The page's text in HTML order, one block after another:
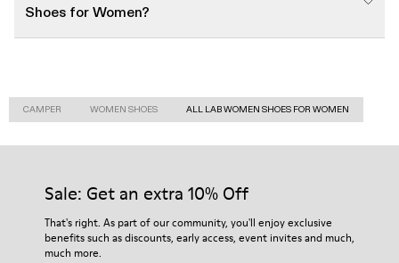
Shoes for Women?
CAMPER WOMEN SHOES ALL LAB WOMEN SHOES FOR WOMEN
Sale: Get an extra 10% Off
That's right. As part of our community, you'll enjoy exclusive
benefits such as discounts, early access, event invites and much,
much more.